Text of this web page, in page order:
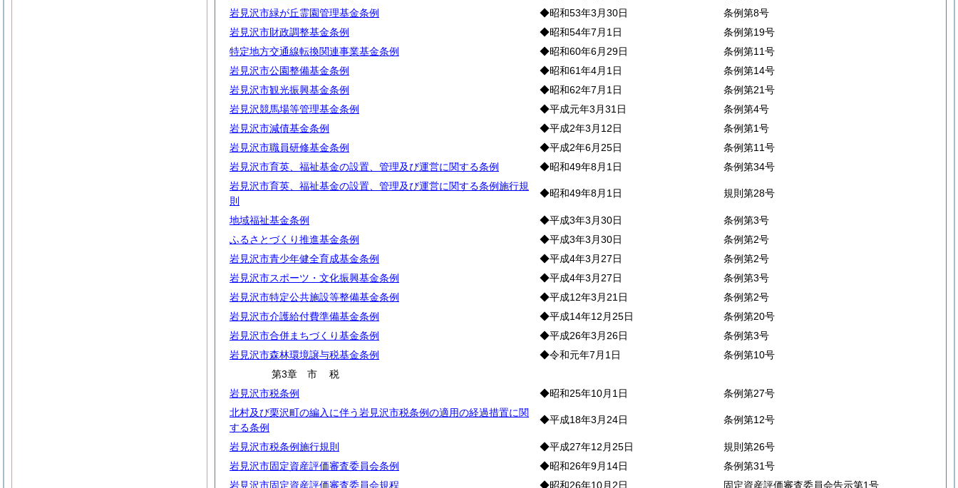
岩見沢市緑が丘霊園管理基金条例
◆昭和53年3月30日
条例第8号
岩見沢市財政調整基金条例
◆昭和54年7月1日
条例第19号
特定地方交通線転換関連事業基金条例
◆昭和60年6月29日
条例第11号
岩見沢市公園整備基金条例
◆昭和61年4月1日
条例第14号
岩見沢市観光振興基金条例
◆昭和62年7月1日
条例第21号
岩見沢競馬場等管理基金条例
◆平成元年3月31日
条例第4号
岩見沢市減債基金条例
◆平成2年3月12日
条例第1号
岩見沢市職員研修基金条例
◆平成2年6月25日
条例第11号
岩見沢市育英、福祉基金の設置、管理及び運営に関する条例
◆昭和49年8月1日
条例第34号
岩見沢市育英、福祉基金の設置、管理及び運営に関する条例施行規
則
◆昭和49年8月1日 規則第28号
地域福祉基金条例 ◆平成3年3月30日
条例第3号
ふるさとづくり推進基金条例
◆平成3年3月30日
条例第2号
岩見沢市青少年健全育成基金条例
◆平成4年3月27日
条例第2号
岩見沢市スポーツ・文化振興基金条例
◆平成4年3月27日
条例第3号
岩見沢市特定公共施設等整備基金条例
◆平成12年3月21日
条例第2号
岩見沢市介護給付費準備基金条例
◆平成14年12月25日
条例第20号
岩見沢市合併まちづくり基金条例
◆平成26年3月26日
条例第3号
岩見沢市森林環境譲与税基金条例
◆令和元年7月1日
条例第10号
第3章 市税
岩見沢市税条例
◆昭和25年10月1日
条例第27号
北村及び栗沢町の編入に伴う岩見沢市税条例の適用の経過措置に関
する条例
◆平成18年3月24日 条例第12号
岩見沢市税条例施行規則 ◆平成27年12月25日
規則第26号
岩見沢市固定資産評価審査委員会条例
◆昭和26年9月14日
条例第31号
岩見沢市固定資産評価審査委員会規程
◆昭和26年10月2日 固定資産評価審査委員会告示第1号